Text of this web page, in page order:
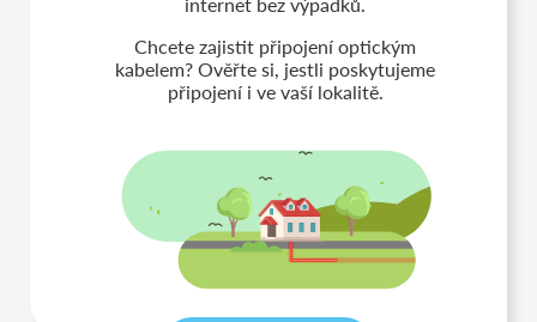
Chcete zajistit připojení optickým
kabelem? Ověřte si, jestli poskytujeme
připojení i ve vaší lokalitě.